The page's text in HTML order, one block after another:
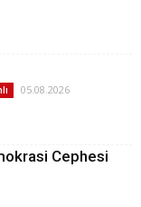
05.08.2026
Cephesi